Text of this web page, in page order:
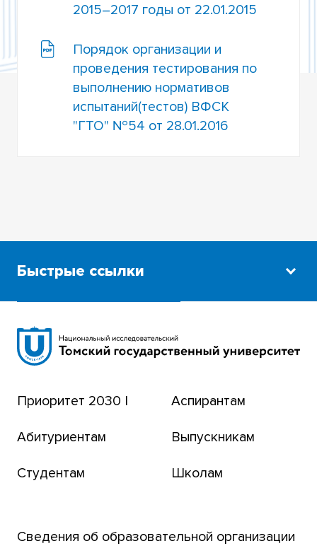
2015–2017 годы от 22.01.2015
Порядок организации и
проведения тестирования по
выполнению нормативов
испытаний(тестов) ВФСК
"ГТО" №54 от 28.01.2016
Быстрые ссылки
Сибирский ботанический сад
Томский региональный центр коллективного
Транссибирский научный путь
Парк социогуманитарных технологий ТГУ
Приоритет 2030 |
Абитуриентам
Студентам
Аспирантам
Выпускникам
Школам
Сведения об образовательной организации